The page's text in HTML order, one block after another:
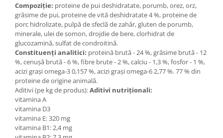
Compoziție: proteine de pui deshidratate, porumb, orez, orz,
grăsime de pui, proteine de vită deshidratate 4 %, proteine de
porc hidrolizate, pulpă de sfeclă de zahăr, gluten de porumb,
minerale, ulei de somon, drojdie de bere, clorhidrat de
glucozamină, sulfat de condroitină.
Constituenți analitici: proteină brută - 24 %, grăsime brută - 12
%, cenușă brută - 6 %, fibre brute - 2 %, calciu - 1,3 %, fosfor - 1 %,
acizi grași omega-3 0,157 %, acizi grași omega-6 2,77 %. 77 % din
proteine de origine animală.
Aditivi (pe kg de produs):Aditivi nutriționali:
vitamina A
vitamina D3
vitamina E: 320 mg
vitamina B1: 2,4 mg